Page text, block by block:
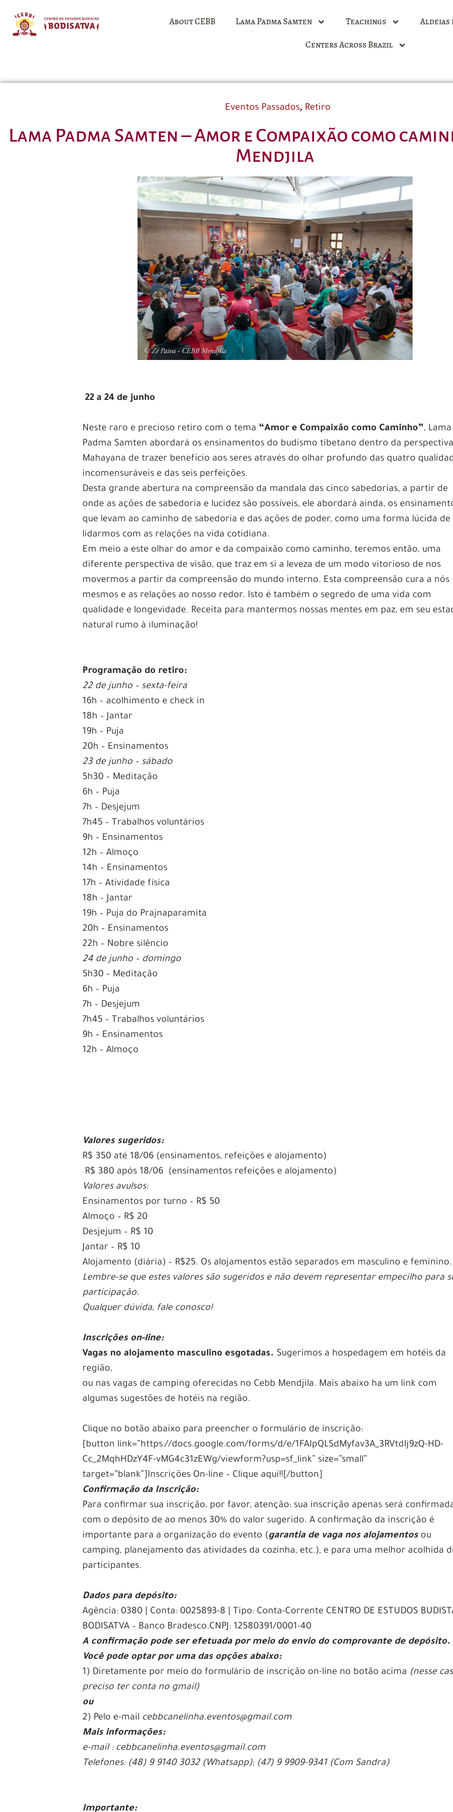
About CEBB Lama Padma Samten Teachings
Aldeias
Centers Across Brazil
Eventos Passados, Retiro
Lama Padma Samten – Amor e Compaixão como
Mendjila
22 a 24 de junho
Neste raro e precioso retiro com o tema “Amor e Compaixão como Caminho”, Lama
Padma Samten abordará os ensinamentos do budismo tibetano dentro da
Mahayana de trazer benefício aos seres através do olhar profundo das quatro
incomensuráveis e das seis perfeições.
Desta grande abertura na compreensão da mandala das cinco sabedorias, a partir de
onde as ações de sabedoria e lucidez são possíveis, ele abordará ainda, os
que levam ao caminho de sabedoria e das ações de poder, como uma forma lúcida de
lidarmos com as relações na vida cotidiana.
Em meio a este olhar do amor e da compaixão como caminho, teremos então, uma
diferente perspectiva de visão, que traz em si a leveza de um modo vitorioso de nos
movermos a partir da compreensão do mundo interno. Esta compreensão cura a nós
mesmos e as relações ao nosso redor. Isto é também o segredo de uma vida com
qualidade e longevidade. Receita para mantermos nossas mentes em paz, em seu
natural rumo à iluminação!
Programação do retiro:
22 de junho – sexta-feira
16h – acolhimento e check in
18h – Jantar
19h – Puja
20h – Ensinamentos
23 de junho – sábado
5h30 – Meditação
6h – Puja
7h – Desjejum
7h45 – Trabalhos voluntários
9h – Ensinamentos
12h – Almoço
14h – Ensinamentos
17h – Atividade física
18h – Jantar
19h – Puja do Prajnaparamita
20h – Ensinamentos
22h – Nobre silêncio
24 de junho – domingo
5h30 – Meditação
6h – Puja
7h – Desjejum
7h45 – Trabalhos voluntários
9h – Ensinamentos
12h – Almoço
Valores sugeridos:
R$ 350 até 18/06 (ensinamentos, refeições e alojamento)
R$ 380 após 18/06 (ensinamentos refeições e alojamento)
Valores avulsos:
Ensinamentos por turno – R$ 50
Almoço – R$ 20
Desjejum – R$ 10
Jantar – R$ 10
Alojamento (diária) – R$25. Os alojamentos estão separados em masculino e feminino.
Lembre-se que estes valores são sugeridos e não devem representar empecilho para
participação.
Qualquer dúvida, fale conosco!
Inscrições on-line:
Vagas no alojamento masculino esgotadas. Sugerimos a hospedagem em hotéis da
região,
ou nas vagas de camping oferecidas no Cebb Mendjila. Mais abaixo ha um link com
algumas sugestões de hotéis na região.
Clique no botão abaixo para preencher o formulário de inscrição:
[button link=”https://docs.google.com/forms/d/e/1FAIpQLSdMyfav3A_3RVtdIj9zQ-HD-
Cc_2MqhHDzY4F-vMG4c31zEWg/viewform?usp=sf_link” size=”small”
target=”blank”]Inscrições On-line – Clique aqui!![/button]
Confirmação da Inscrição:
Para confirmar sua inscrição, por favor, atenção: sua inscrição apenas será
com o depósito de ao menos 30% do valor sugerido. A confirmação da inscrição é
importante para a organização do evento (garantia de vaga nos alojamentosou
camping, planejamento das atividades da cozinha, etc.), e para uma melhor acolhida
participantes.
Dados para depósito:
Agência: 0380 | Conta: 0025893-8 | Tipo: Conta-Corrente CENTRO DE ESTUDOS
BODISATVA – Banco Bradesco.CNPJ: 12580391/0001-40
A confirmação pode ser efetuada por meio do envio do comprovante de depósito.
Você pode optar por uma das opções abaixo:
1) Diretamente por meio do formulário de inscrição on-line no botão acima (nesse
preciso ter conta no gmail)
ou
2) Pelo e-mail cebbcanelinha.eventos@gmail.com
Mais informações:
e-mail : cebbcanelinha.eventos@gmail.com
Telefones: (48) 9 9140 3032 (Whatsapp); (47) 9 9909-9341 (Com Sandra)
Importante: